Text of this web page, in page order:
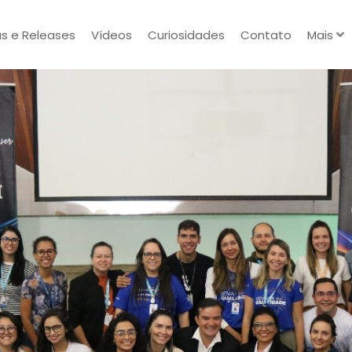
e Releases Vídeos Curiosidades Contato Mais